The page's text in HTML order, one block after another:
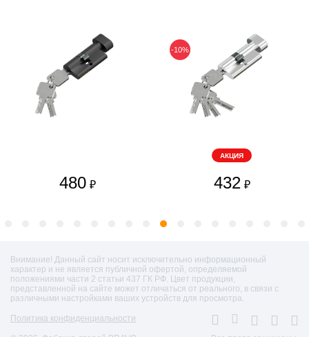
480 ₽
-10%
АКЦИЯ
432 ₽
Внимание! Данный сайт носит исключительно информационный
характер и не является публичной офертой, определяемой
положениями части 2 статьи 437 ГК РФ. Цвет продукции,
представленной на сайте может отличаться от реального, в связи с
различными настройками ваших устройств для просмотра.
Политика конфиденциальности